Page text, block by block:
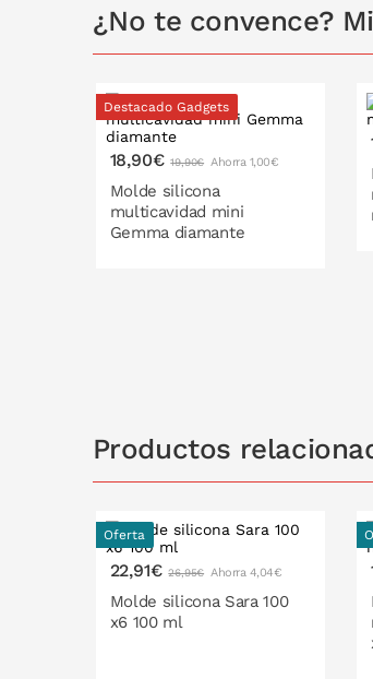
¿No te convence?
Destacado Gadgets
18,90€ 19,90€ Ahorra 1,00€
Molde silicona
multicavidad mini
Gemma diamante
Productos
Oferta
22,91€ 26,95€ Ahorra 4,04€
Molde silicona Sara 100
x6 100 ml